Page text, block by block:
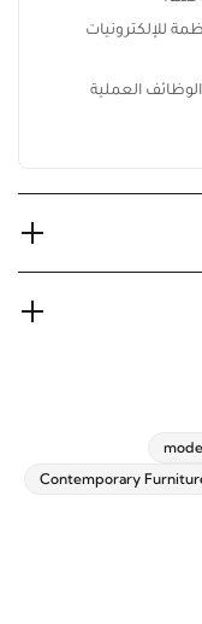
للإلكترونيات
العملية